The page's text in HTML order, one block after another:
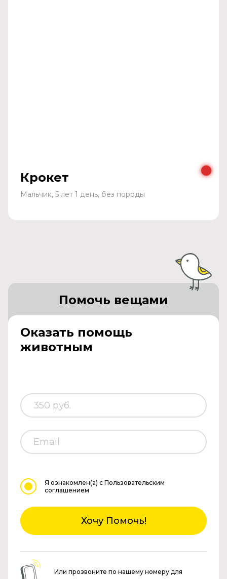
Крокет
Мальчик, 5 лет 1 день, без породы
Оказать помощь
животным
Помочь вещами
Я ознакомлен(а) с Пользовательским
соглашением
Хочу Помочь!
Или прозвоните по нашему номеру для